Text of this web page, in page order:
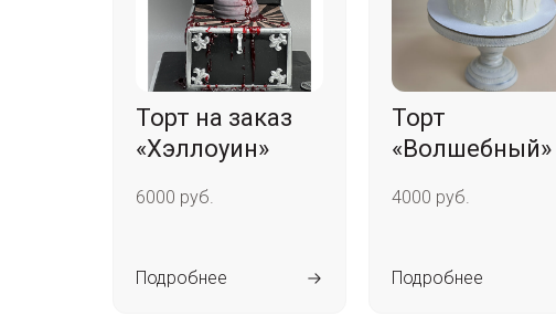
Торт на заказ
«Хэллоуин»
6000 руб.
Подробнее
Торт
«Волшебный»
4000 руб.
Подробнее